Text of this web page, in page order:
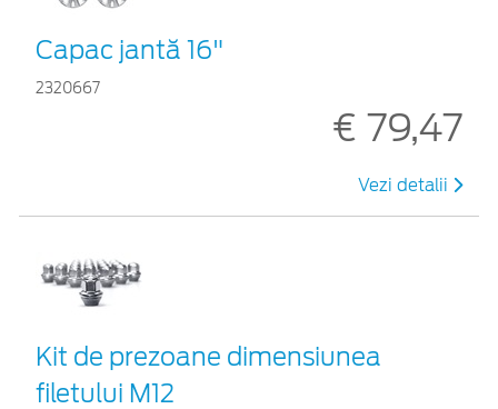
Capac jantă 16"
2320667
€ 79,47
Vezi detalii
Kit de prezoane dimensiunea
filetului M12